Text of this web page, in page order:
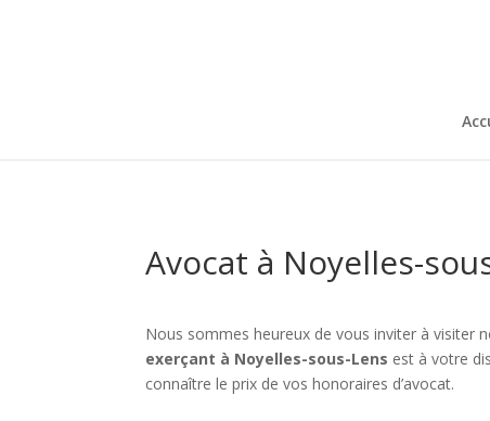
Avocat à Noyelles-
Nous sommes heureux de vous inviter à visiter
exerçant à Noyelles-sous-Lens est à votre
connaître le prix de vos honoraires d’avocat.